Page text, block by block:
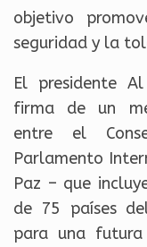
objetivo
seguridad y la
El presidente
firma de un
entre el
Parlamento
Paz – que
de 75 países
para una